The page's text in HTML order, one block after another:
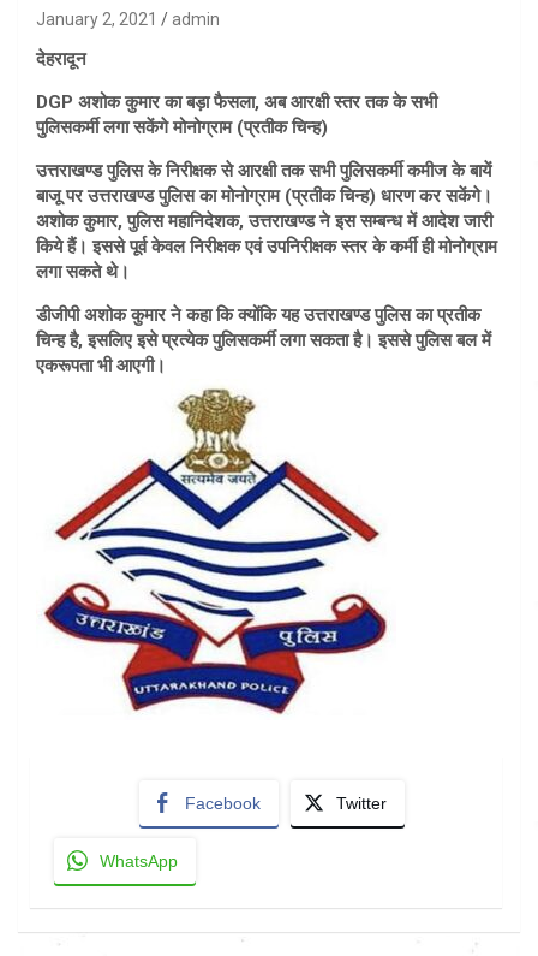
January 2, 2021 admin
देहरादून
DGP अशोक कुमार का बड़ा फैसला, अब आरक्षी स्तर तक के सभी
पुलिसकर्मी लगा सकेंगे मोनोग्राम (प्रतीक चिन्ह)
उत्तराखण्ड पुलिस के निरीक्षक से आरक्षी तक सभी पुलिसकर्मी कमीज के बायें
बाजू पर उत्तराखण्ड पुलिस का मोनोग्राम (प्रतीक चिन्ह) धारण कर सकेंगे।
अशोक कुमार, पुलिस महानिदेशक, उत्तराखण्ड ने इस सम्बन्ध में आदेश जारी
किये हैं। इससे पूर्व केवल निरीक्षक एवं उपनिरीक्षक स्तर के कर्मी ही मोनोग्राम
लगा सकते थे।
डीजीपी अशोक कुमार ने कहा कि क्योंकि यह उत्तराखण्ड पुलिस का प्रतीक
चिन्ह है, इसलिए इसे प्रत्येक पुलिसकर्मी लगा सकता है। इससे पुलिस बल में
एकरूपता भी आएगी।
Facebook Twitter
WhatsApp